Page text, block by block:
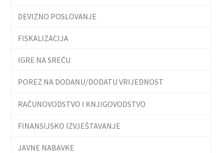
DEVIZNO POSLOVANJE
FISKALIZACIJA
IGRE NA SREĆU
POREZ NA DODANU/DODATU VRIJEDNOST
RAČUNOVODSTVO I KNJIGOVODSTVO
FINANSIJSKO IZVJEŠTAVANJE
JAVNE NABAVKE